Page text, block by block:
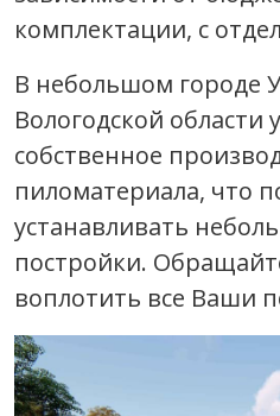
комплектации, с
В небольшом городе
Вологодской области
собственное
пиломатериала, что
устанавливать
постройки.
воплотить все Ваши